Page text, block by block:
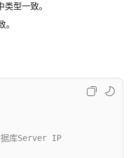
型一致。
据库Server IP